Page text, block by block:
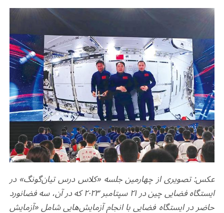
عکس: تصویری از چهارمین جلسه «کلاس درس تیان‌گونگ» در
ایستگاه فضایی چین در۲۱سپتامبر۲۰۲۳که در آن، سه فضانورد
حاضر در ایستگاه فضایی با انجام آزمایش‌هایی شامل «آزمایش